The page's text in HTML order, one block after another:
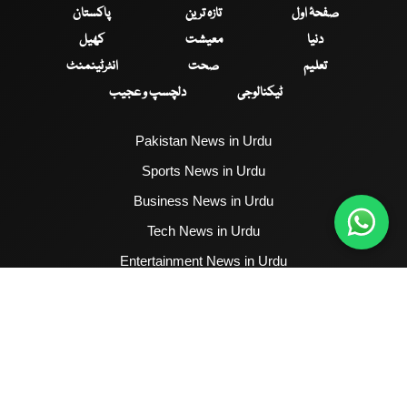
صفحۂ اول تازہ ترین
پاکستان
دنیا
معیشت
کھیل
تعلیم
صحت
انٹرٹینمنٹ
ٹیکنالوجی
دلچسپ و عجیب
Pakistan News in Urdu
Sports News in Urdu
Business News in Urdu
Tech News in Urdu
Entertainment News in Urdu